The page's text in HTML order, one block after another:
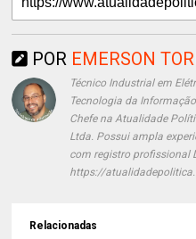
POR EMERSON
Técnico Industrial em
Tecnologia da
Chefe na Atualidade
Ltda. Possui ampla
com registro profissional
https://
Relacionadas